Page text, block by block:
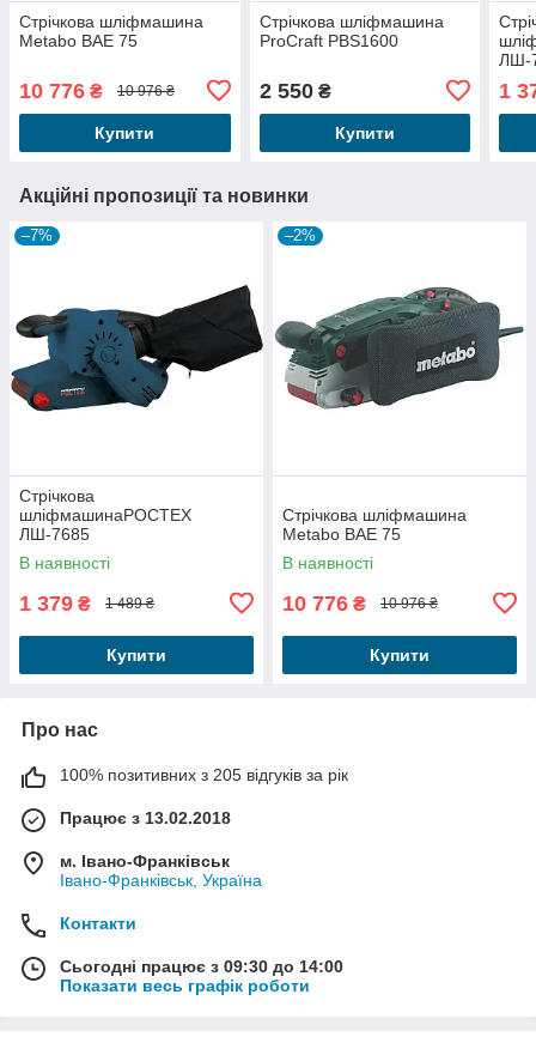
Стрічкова шліфмашина
Metabo BAE 75
10 776 ₴ 10 976 ₴
Купити
Стрічкова шліфмашина
ProCraft PBS1600
2 550₴
Купити
ЛШ-
1
Акційні пропозиції та новинки
–7%
Стрічкова
шліфмашинаРОСТЕХ
ЛШ-7685
В наявності
1 379 ₴ 1 489 ₴
Купити
–2%
Стрічкова шліфмашина
Metabo BAE 75
В наявності
10 776 ₴ 10 976 ₴
Купити
Про нас
100% позитивних з 205 відгуків за рік
Працює з 13.02.2018
м. Івано-Франківськ
Івано-Франківськ, Україна
Контакти
Сьогодні працює з 09:30 до 14:00
Показати весь графік роботи